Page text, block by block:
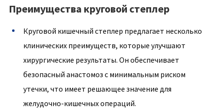
Преимущества круговой степлер
Круговой кишечный степлер предлагает несколько
клинических преимуществ, которые улучшают
хирургические результаты. Он обеспечивает
безопасный анастомоз с минимальным риском
утечки, что имеет решающее значение для
желудочно-кишечных операций.